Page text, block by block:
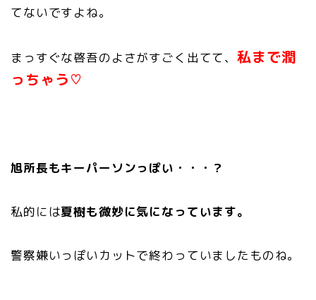
てないですよね。
まっすぐな啓吾のよさがすごく出てて、私まで潤
っちゃう♡
旭所長もキーパーソンっぽい・・・？
私的には夏樹も微妙に気になっています。
警察嫌いっぽいカットで終わっていましたものね。